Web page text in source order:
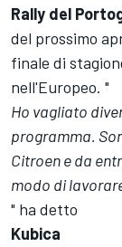
Rally del
del prossimo
finale di
nell'Europeo. "
Ho vagliato
programma.
Citroen e da
modo di
" ha detto
Kubica